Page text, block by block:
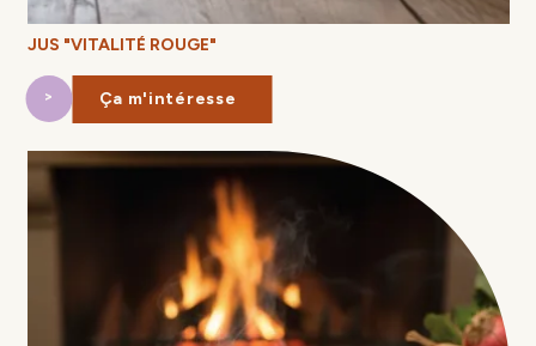
JUS "VITALITÉ ROUGE"
Ça m'intéresse